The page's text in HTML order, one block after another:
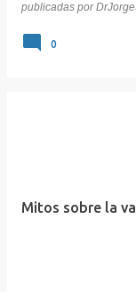
publicadas por
0
Mitos sobre la